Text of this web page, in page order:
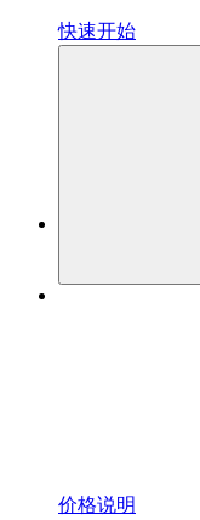
快速开始
价格说明